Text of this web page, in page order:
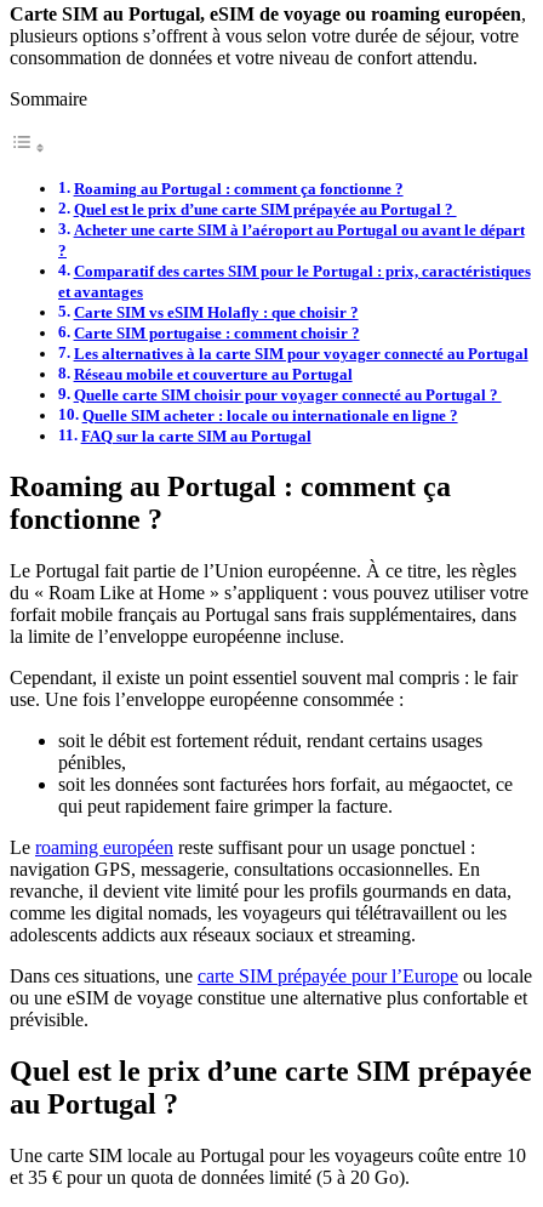
Carte SIM au Portugal, eSIM de voyage ou roaming européen,
plusieurs options s’offrent à vous selon votre durée de séjour, votre
consommation de données et votre niveau de confort attendu.
Sommaire
Roaming au Portugal : comment ça fonctionne ?
Quel est le prix d’une carte SIM prépayée au Portugal ?
Acheter une carte SIM à l’aéroport au Portugal ou avant le départ
?
Comparatif des cartes SIM pour le Portugal : prix, caractéristiques
et avantages
Carte SIM vs eSIM Holafly : que choisir ?
Carte SIM portugaise : comment choisir ?
Les alternatives à la carte SIM pour voyager connecté au Portugal
Réseau mobile et couverture au Portugal
Quelle carte SIM choisir pour voyager connecté au Portugal ?
Quelle SIM acheter : locale ou internationale en ligne ?
FAQ sur la carte SIM au Portugal
Roaming au Portugal : comment ça
fonctionne ?
Le Portugal fait partie de l’Union européenne. À ce titre, les règles
du « Roam Like at Home » s’appliquent : vous pouvez utiliser votre
forfait mobile français au Portugal sans frais supplémentaires, dans
la limite de l’enveloppe européenne incluse.
Cependant, il existe un point essentiel souvent mal compris : le fair
use. Une fois l’enveloppe européenne consommée :
soit le débit est fortement réduit, rendant certains usages
pénibles,
soit les données sont facturées hors forfait, au mégaoctet, ce
qui peut rapidement faire grimper la facture.
Le roaming européen reste suffisant pour un usage ponctuel :
navigation GPS, messagerie, consultations occasionnelles. En
revanche, il devient vite limité pour les profils gourmands en data,
comme les digital nomads, les voyageurs qui télétravaillent ou les
adolescents addicts aux réseaux sociaux et streaming.
Dans ces situations, une carte SIM prépayée pour l’Europe ou locale
ou une eSIM de voyage constitue une alternative plus confortable et
prévisible.
Quel est le prix d’une carte SIM prépayée
au Portugal ?
Une carte SIM locale au Portugal pour les voyageurs coûte entre 10
et 35 € pour un quota de données limité (5 à 20 Go).